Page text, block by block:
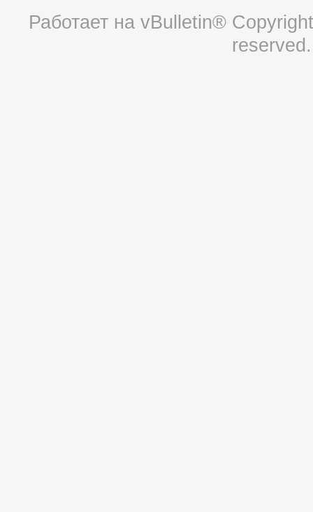
Работает на vBulletin®